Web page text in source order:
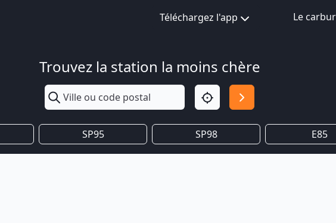
Téléchargez l'app Le
Trouvez la station la moins chère
SP95 SP98 E85